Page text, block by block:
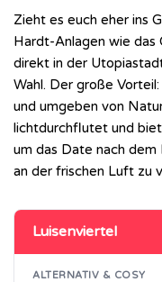
Zieht es euch eher ins
Hardt-Anlagen wie das
direkt in der
Wahl. Der große
und umgeben von
lichtdurchflutet und
um das Date nach
an der frischen Luft zu
Luisenviertel
ALTERNATIV & COSY